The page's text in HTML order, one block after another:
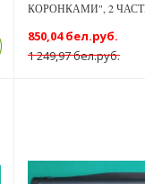
КОРОНКАМИ", 2
1 249,97 бел.руб.
850,04 бел.руб.